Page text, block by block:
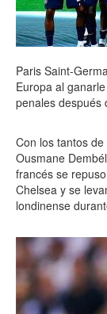
Paris Saint-
Europa al
penales después
Con los tantos
Ousmane
francés se
Chelsea y se
londinense